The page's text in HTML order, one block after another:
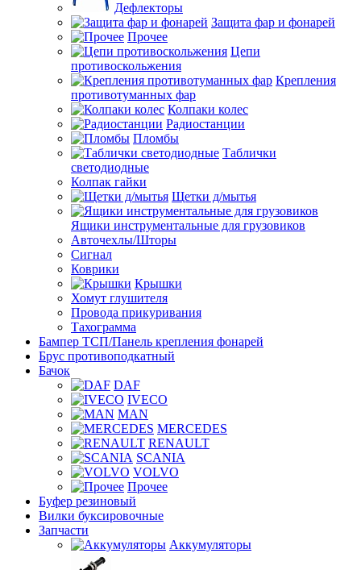
Дефлекторы
Защита фар и фонарей
Прочее
Цепи
противоскольжения
Крепления
противотуманных фар
Колпаки колес
Радиостанции
Пломбы
Таблички
светодиодные
Колпак гайки
Щетки д/мытья
Ящики инструментальные для грузовиков
Авточехлы/Шторы
Сигнал
Коврики
Крышки
Хомут глушителя
Провода прикуривания
Тахограмма
Бампер ТСП/Панель крепления фонарей
Брус противоподкатный
Бачок
DAF
IVECO
MAN
MERCEDES
RENAULT
SCANIA
VOLVO
Прочее
Буфер резиновый
Вилки буксировочные
Запчасти
Аккумуляторы